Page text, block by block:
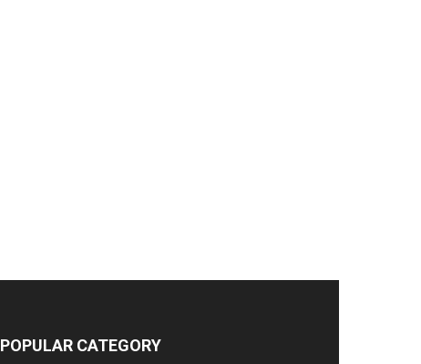
POPULAR CATEGORY